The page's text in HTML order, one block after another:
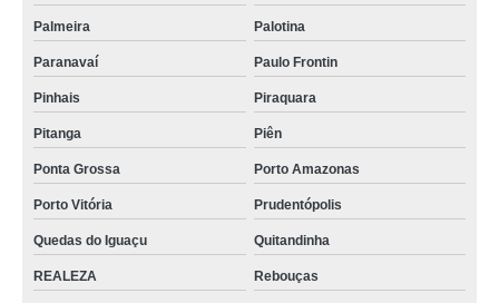
Palmeira Palotina
Paranavaí Paulo Frontin
Pinhais Piraquara
Pitanga Piên
Ponta Grossa Porto Amazonas
Porto Vitória Prudentópolis
Quedas do Iguaçu Quitandinha
REALEZA Rebouças